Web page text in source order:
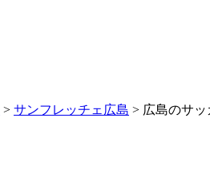
> サンフレッチェ広島 > 広島のサ